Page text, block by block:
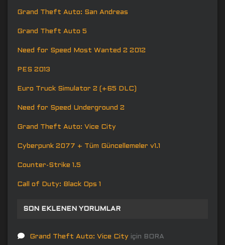
Grand Theft Auto: San Andreas
Grand Theft Auto 5
Need for Speed Most Wanted 2 2012
PES 2013
Euro Truck Simulator 2 (+65 DLC)
Need for Speed Underground 2
Grand Theft Auto: Vice City
Cyberpunk 2077 + Tüm Güncellemeler v1.1
Counter-Strike 1.5
Call of Duty: Black Ops 1
SON EKLENEN YORUMLAR
Grand Theft Auto: Vice City için BORA